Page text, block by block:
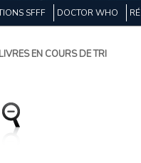
SFFF DOCTOR WHO
LIVRES EN COURS DE TRI